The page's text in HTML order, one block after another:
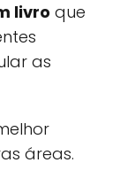
livro que
as
áreas.